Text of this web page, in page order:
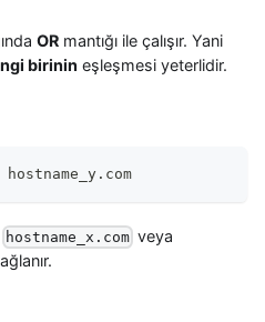
OR mantığı ile çalışır. Yani
birinin eşleşmesi yeterlidir.
hostname_x.com veya